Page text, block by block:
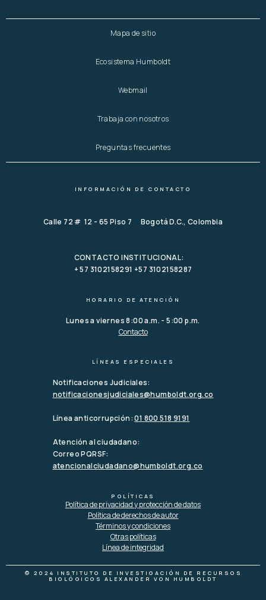
Mapa de sitio
Ecosistema Humboldt
Webmail
Trabaja con nosotros
Preguntas frecuentes
INFORMACIÓN DE CONTACTO
Calle 72 # 12 - 65 Piso 7 Bogotá D.C., Colombia
CONTACTO INSTITUCIONAL:
+ 57 3102158291 +57 3102158287
HORARIO DE ATENCIÓN
Lunes a viernes 8:00 a.m. - 5:00 p.m.
Contacto
LÍNEAS ESPECIALES
Notificaciones Judiciales:
notificacionesjudiciales@humboldt.org.co
Línea anticorrupción:01 800 518 9191
Atención al ciudadano:
Correo PQRSF:
atencionalciudadano@humboldt.org.co
POLÍTICAS
Política de privacidad y protección de datos
Política de derechos de autor
Términos y condiciones
Otras políticas
Línea de integridad
© 2024 INSTITUTO DE INVESTIGACIÓN DE RECURSOS
BIOLÓGICOS ALEXANDER VON HUMBOLDT